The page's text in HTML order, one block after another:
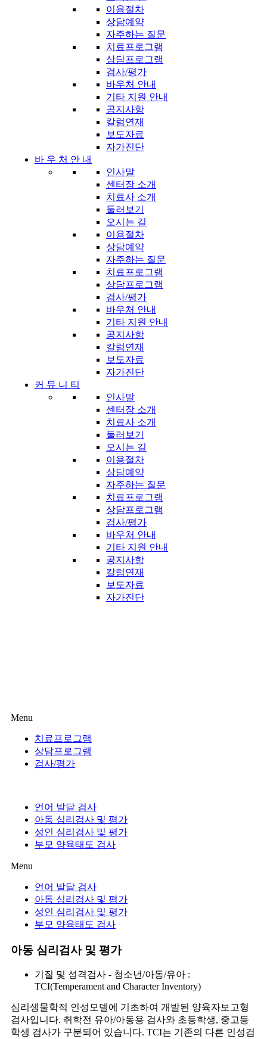
이용절차
상담예약
자주하는 질문
치료프로그램
상담프로그램
검사/평가
바우처 안내
기타 지원 안내
공지사항
칼럼연재
보도자료
자가진단
바 우 처 안 내
인사말
센터장 소개
치료사 소개
둘러보기
오시는 길
이용절차
상담예약
자주하는 질문
치료프로그램
상담프로그램
검사/평가
바우처 안내
기타 지원 안내
공지사항
칼럼연재
보도자료
자가진단
커 뮤 니 티
인사말
센터장 소개
치료사 소개
둘러보기
오시는 길
이용절차
상담예약
자주하는 질문
치료프로그램
상담프로그램
검사/평가
바우처 안내
기타 지원 안내
공지사항
칼럼연재
보도자료
자가진단
Menu
치료프로그램
상담프로그램
검사/평가
언어 발달 검사
아동 심리검사 및 평가
성인 심리검사 및 평가
부모 양육태도 검사
Menu
언어 발달 검사
아동 심리검사 및 평가
성인 심리검사 및 평가
부모 양육태도 검사
아동 심리검사 및 평가
기질 및 성격검사 - 청소년/아동/유아 :
TCI(Temperament and Character Inventory)
심리생물학적 인성모델에 기초하여 개발된 양육자보고형
검사입니다. 취학전 유아/아동용 검사와 초등학생, 중고등
학생 검사가 구분되어 있습니다. TCI는 기존의 다른 인성검